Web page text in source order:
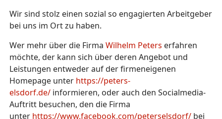
Wir sind stolz einen sozial so engagierten Arbeitgeber
bei uns im Ort zu haben.
Wer mehr über die Firma Wilhelm Peters erfahren
möchte, der kann sich über deren Angebot und
Leistungen entweder auf der firmeneigenen
Homepage unter https://peters-
elsdorf.de/ informieren, oder auch den Socialmedia-
Auftritt besuchen, den die Firma
unter https://www.facebook.com/peterselsdorf/ bei